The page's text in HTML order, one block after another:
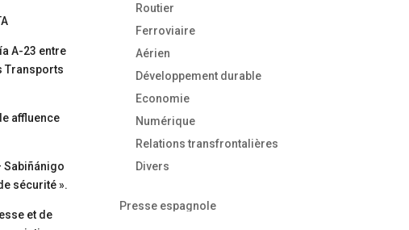
A-23 entre
Transports
affluence
Sabiñánigo
sécurité ».
et de
Routier
Ferroviaire
Aérien
Développement durable
Economie
Numérique
Relations transfrontalières
Divers
Presse espagnole